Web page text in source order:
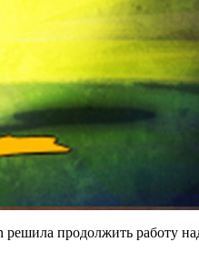
решила продолжить работу